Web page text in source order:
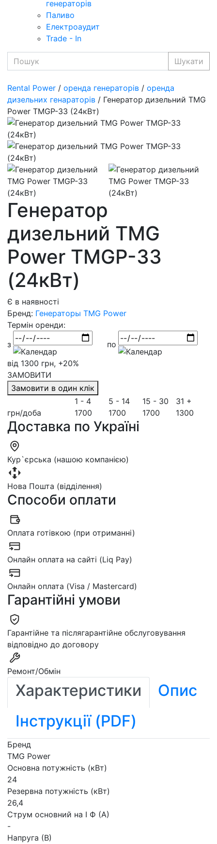
генераторів
Паливо
Електроаудит
Trade - In
Шукати
Rental Power / оренда генераторів / оренда
дизельних генараторів / Генератор дизельний TMG
Power TMGP-33 (24кВт)
Генератор
дизельний TMG
Power TMGP-33
(24кВт)
Є в наявності
Бренд: Генераторы TMG Power
Термін оренди:
з
по
від 1300 грн, +20%
ЗАМОВИТИ
Замовити в один клік
1 - 4
5 - 14 15 - 30
31 +
грн/доба
1700 1700 1700 1300
Доставка по Україні
Кур`єрська (нашою компанією)
Нова Пошта (відділення)
Способи оплати
Оплата готівкою (при отриманні)
Онлайн оплата на сайті (Liq Pay)
Онлайн оплата (Visa / Mastercard)
Гарантійні умови
Гарантійне та післягарантійне обслуговування
відповідно до договору
Ремонт/Обмін
Характеристики
Опис
Інструкції (PDF)
Бренд
TMG Power
Основна потужність (кВт)
24
Резервна потужність (кВт)
26,4
Струм основний на I Ф (А)
-
Напруга (В)